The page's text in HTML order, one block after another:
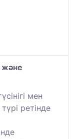
және
мен
ретінде